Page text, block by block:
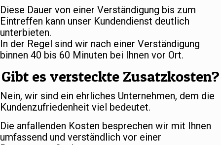
Diese Dauer von einer Verständigung bis zum
Eintreffen kann unser Kundendienst deutlich
unterbieten.
In der Regel sind wir nach einer Verständigung
binnen 40 bis 60 Minuten bei Ihnen vor Ort.
Gibt es versteckte Zusatzkosten?
Nein, wir sind ein ehrliches Unternehmen, dem die
Kundenzufriedenheit viel bedeutet.
Die anfallenden Kosten besprechen wir mit Ihnen
umfassend und verständlich vor einer